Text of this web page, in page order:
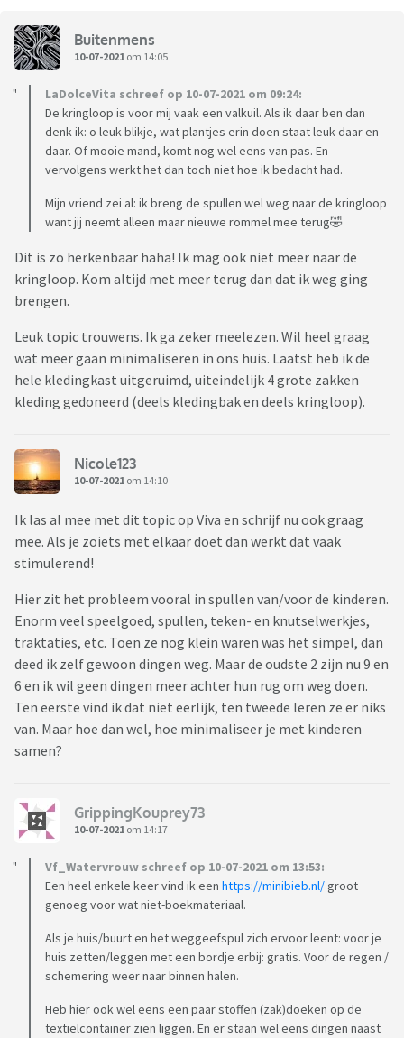
Buitenmens
10-07-2021 om 14:05
LaDolceVita schreef op 10-07-2021 om 09:24:
De kringloop is voor mij vaak een valkuil. Als ik daar ben dan
denk ik: o leuk blikje, wat plantjes erin doen staat leuk daar en
daar. Of mooie mand, komt nog wel eens van pas. En
vervolgens werkt het dan toch niet hoe ik bedacht had.
Mijn vriend zei al: ik breng de spullen wel weg naar de kringloop
want jij neemt alleen maar nieuwe rommel mee terug🤣
Dit is zo herkenbaar haha! Ik mag ook niet meer naar de
kringloop. Kom altijd met meer terug dan dat ik weg ging
brengen.
Leuk topic trouwens. Ik ga zeker meelezen. Wil heel graag
wat meer gaan minimaliseren in ons huis. Laatst heb ik de
hele kledingkast uitgeruimd, uiteindelijk 4 grote zakken
kleding gedoneerd (deels kledingbak en deels kringloop).
Nicole123
10-07-2021 om 14:10
Ik las al mee met dit topic op Viva en schrijf nu ook graag
mee. Als je zoiets met elkaar doet dan werkt dat vaak
stimulerend!
Hier zit het probleem vooral in spullen van/voor de kinderen.
Enorm veel speelgoed, spullen, teken- en knutselwerkjes,
traktaties, etc. Toen ze nog klein waren was het simpel, dan
deed ik zelf gewoon dingen weg. Maar de oudste 2 zijn nu 9 en
6 en ik wil geen dingen meer achter hun rug om weg doen.
Ten eerste vind ik dat niet eerlijk, ten tweede leren ze er niks
van. Maar hoe dan wel, hoe minimaliseer je met kinderen
samen?
GrippingKouprey73
10-07-2021 om 14:17
Vf_Watervrouw schreef op 10-07-2021 om 13:53:
Een heel enkele keer vind ik een https://minibieb.nl/groot
genoeg voor wat niet-boekmateriaal.
Als je huis/buurt en het weggeefspul zich ervoor leent: voor je
huis zetten/leggen met een bordje erbij: gratis. Voor de regen /
schemering weer naar binnen halen.
Heb hier ook wel eens een paar stoffen (zak)doeken op de
textielcontainer zien liggen. En er staan wel eens dingen naast